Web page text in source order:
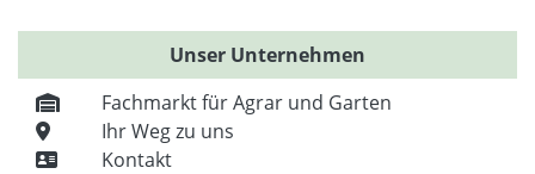
Unser Unternehmen
Fachmarkt für Agrar und Garten
Ihr Weg zu uns
Kontakt